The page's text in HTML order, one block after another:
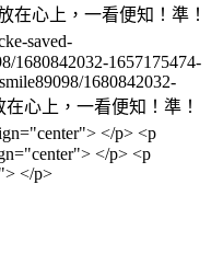
在心上，一看便知！準！
saved-
1680842032-1657175474-
1680842032-
在心上，一看便知！準！
</p> <p
</p> <p
</p>